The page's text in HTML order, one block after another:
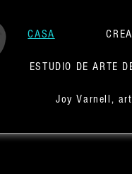
CASA
ESTUDIO DE ARTE
Joy Varnell,